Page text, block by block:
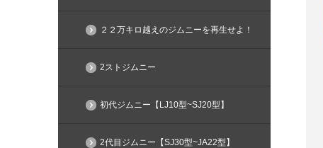
２２万キロ越えのジムニーを再生せよ！
2ストジムニー
初代ジムニー【LJ10型~SJ20型】
2代目ジムニー【SJ30型~JA22型】